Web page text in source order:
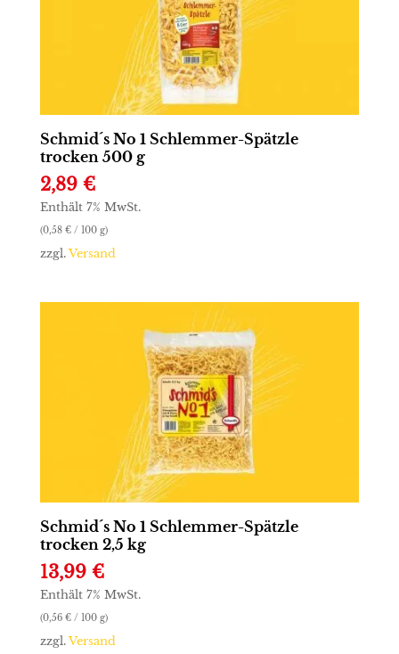
Schmid´s No 1 Schlemmer-Spätzle
trocken 500 g
2,89 €
Enthält 7% MwSt.
(0,58 €/ 100 g)
zzgl.Versand
Schmid´s No 1 Schlemmer-Spätzle
trocken 2,5 kg
13,99 €
Enthält 7% MwSt.
(0,56 €/ 100 g)
zzgl.Versand